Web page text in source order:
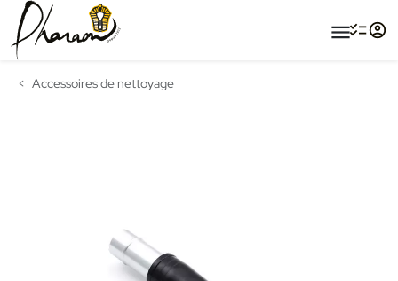
menu
Accessoires de nettoyage